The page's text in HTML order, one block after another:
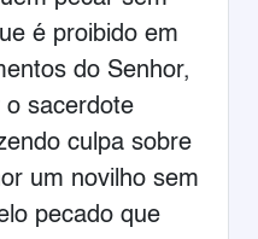
é proibido em
do Senhor,
sacerdote
culpa sobre
um novilho sem
pecado que